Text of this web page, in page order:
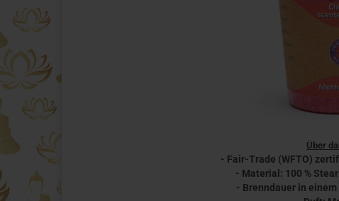
Über
- Fair-Trade (WFTO)
- Material: 100 %
- Brenndauer in